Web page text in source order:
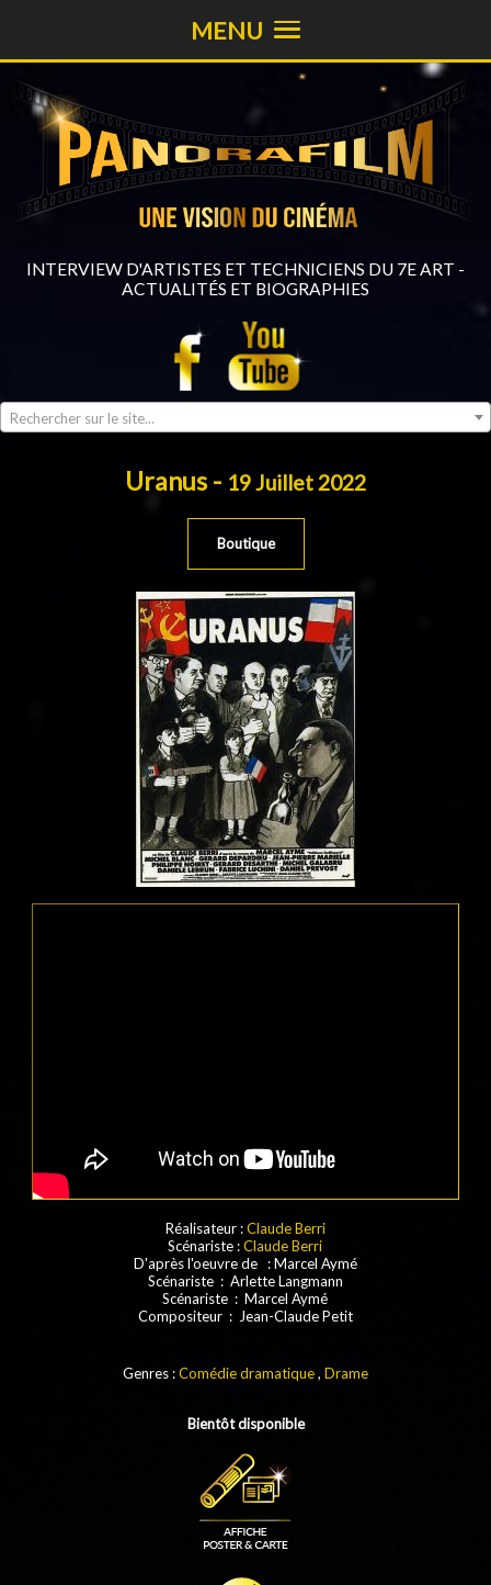
INTERVIEW D'ARTISTES ET TECHNICIENS DU 7E ART -
ACTUALITÉS ET BIOGRAPHIES
Rechercher sur le site...
MENU
Uranus - 19 Juillet 2022
Boutique
Réalisateur :Claude Berri
Scénariste :Claude Berri
D'après l'oeuvre de : Marcel Aymé
Scénariste : Arlette Langmann
Scénariste : Marcel Aymé
Compositeur : Jean-Claude Petit
Genres :Comédie dramatique, Drame
Bientôt disponible